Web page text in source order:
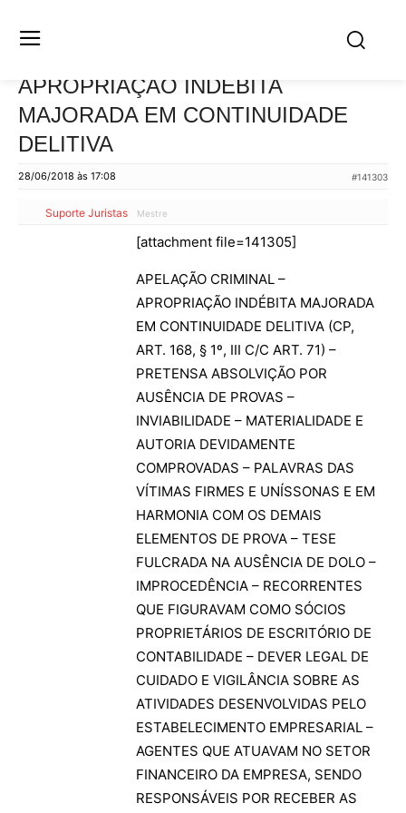
APROPRIAÇÃO INDÉBITA MAJORADA
EM CONTINUIDADE DELITIVA
28/06/2018 às 17:08
Suporte Juristas
[attachment file=141305]
APELAÇÃO CRIMINAL –
APROPRIAÇÃO INDÉBITA MAJORADA
EM CONTINUIDADE DELITIVA (CP,
ART. 168, § 1º, III C/C ART. 71) –
PRETENSA ABSOLVIÇÃO POR
AUSÊNCIA DE PROVAS –
INVIABILIDADE – MATERIALIDADE E
AUTORIA DEVIDAMENTE
COMPROVADAS – PALAVRAS DAS
VÍTIMAS FIRMES E UNÍSSONAS E EM
HARMONIA COM OS DEMAIS
ELEMENTOS DE PROVA – TESE
FULCRADA NA AUSÊNCIA DE DOLO –
IMPROCEDÊNCIA – RECORRENTES
QUE FIGURAVAM COMO SÓCIOS
PROPRIETÁRIOS DE ESCRITÓRIO DE
CONTABILIDADE – DEVER LEGAL DE
CUIDADO E VIGILÂNCIA SOBRE AS
ATIVIDADES DESENVOLVIDAS PELO
ESTABELECIMENTO EMPRESARIAL –
AGENTES QUE ATUAVAM NO SETOR
FINANCEIRO DA EMPRESA, SENDO
RESPONSÁVEIS POR RECEBER AS
QUANTIAS CONFIADAS PELOS